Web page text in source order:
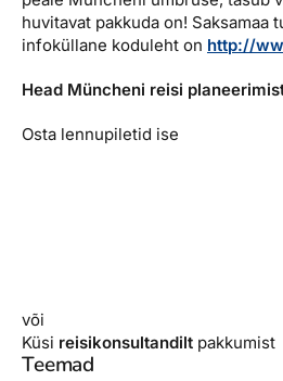
huvitavat pakkuda on! Saksamaa
infoküllane koduleht on http://
Head Müncheni reisi
Osta lennupiletid ise
või
Küsi reisikonsultandilt pakkumist
Teemad